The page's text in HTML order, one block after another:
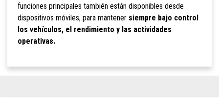
funciones principales también están disponibles desde
dispositivos móviles, para mantener siempre bajo control
los vehículos, el rendimiento y las actividades
operativas.